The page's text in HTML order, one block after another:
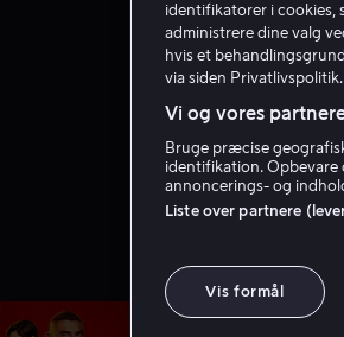
identifikatorer i cookies,
administrere dine valg
hvis et
via siden
Vi og vores
Bruge præcise
identifikation. Opbevare
annoncerings- og
Liste over partnere
Vis formål